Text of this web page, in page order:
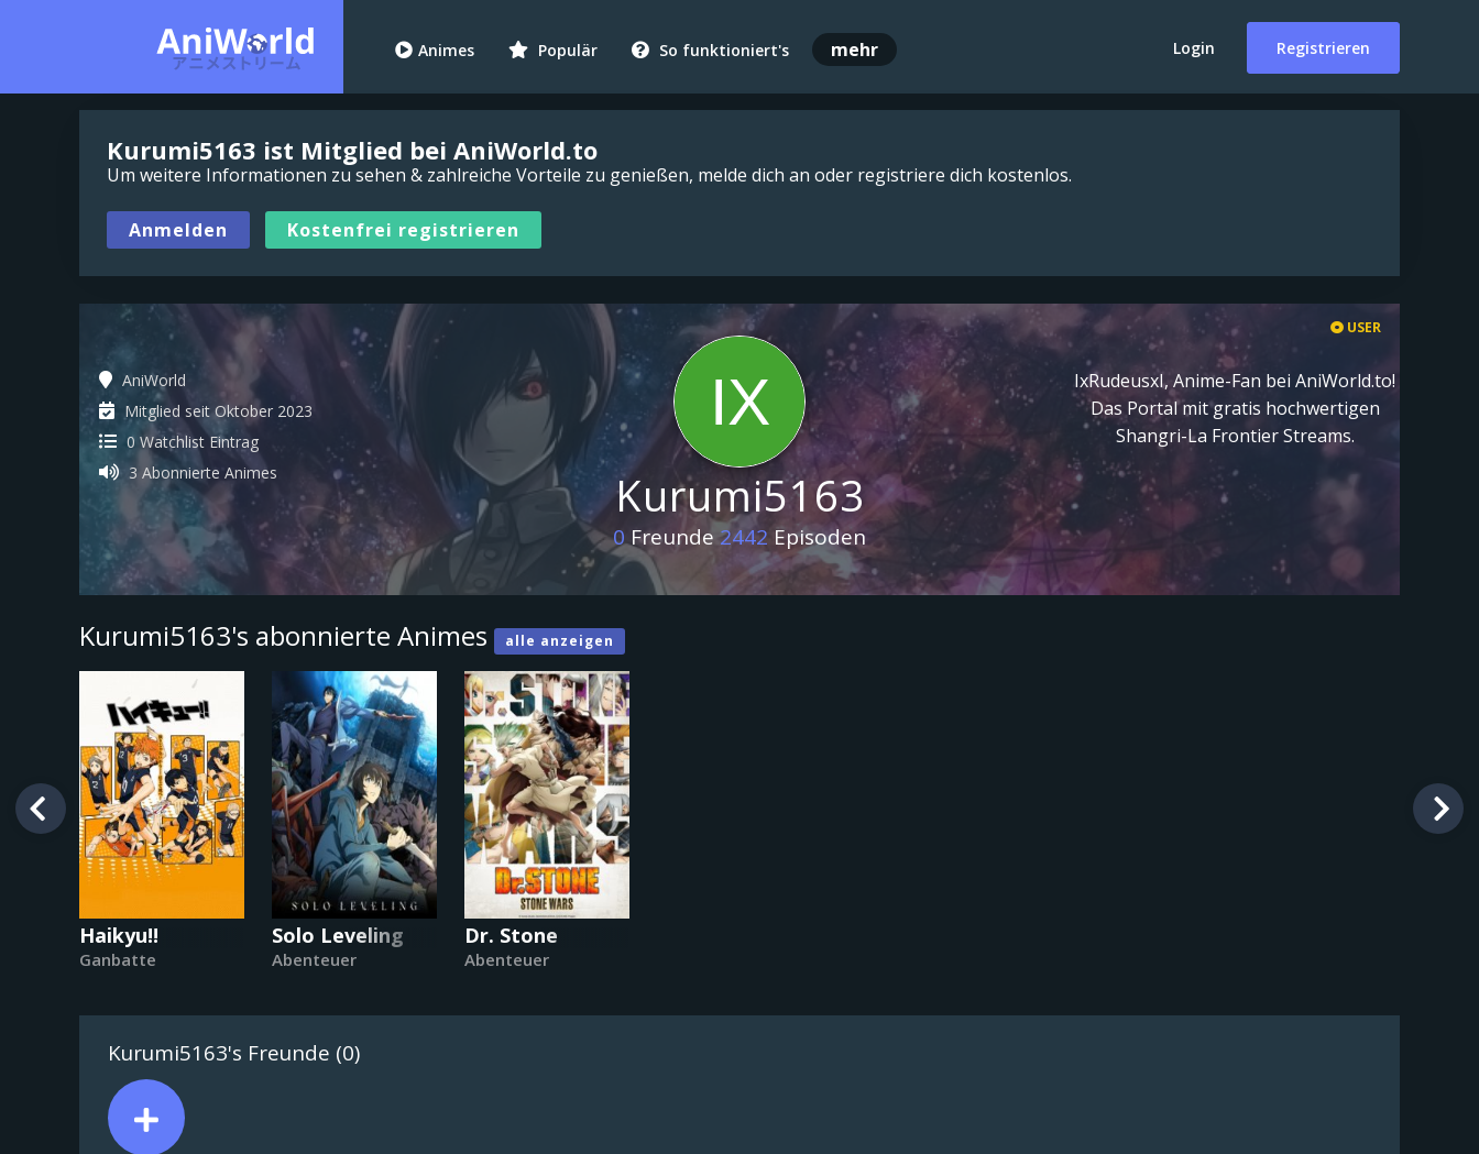
Animes Populär So funktioniert's mehr Login Registrieren
Kurumi5163 ist Mitglied bei AniWorld.to
Um weitere Informationen zu sehen & zahlreiche Vorteile zu genießen, melde dich an oder registriere dich kostenlos.
Anmelden Kostenfrei registrieren
AniWorld
Mitglied seit Oktober 2023
0 Watchlist Eintrag
3 Abonnierte Animes
Kurumi5163
0Freunde 2442 Episoden
USER
IxRudeusxI, Anime-Fan bei AniWorld.to!
Das Portal mit gratis hochwertigen
Shangri-La Frontier Streams.
Kurumi5163's abonnierte Animes alle anzeigen
Haikyu!!
Ganbatte
Solo Leveling
Abenteuer
Dr. Stone
Abenteuer
Kurumi5163's Freunde (0)